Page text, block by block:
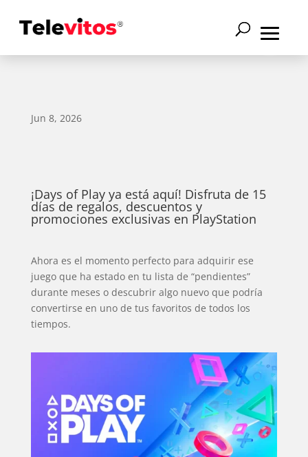
Jun 8, 2026
¡Days of Play ya está aquí! Disfruta de 15
días de regalos, descuentos y
promociones exclusivas en PlayStation
Ahora es el momento perfecto para adquirir ese
juego que ha estado en tu lista de “pendientes”
durante meses o descubrir algo nuevo que podría
convertirse en uno de tus favoritos de todos los
tiempos.